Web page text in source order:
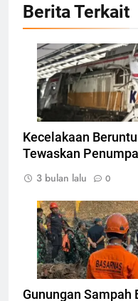
Berita Terkait
Foto stelah
Dok.
Kecelakaan
Tewaskan
3 bulan lalu
0
Tim SAR
longsor di
Gunungan Sampah